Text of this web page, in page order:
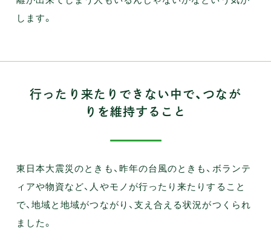
します。
行ったり来たりできない中で、つなが
りを維持すること
東日本大震災のときも、昨年の台風のときも、ボランテ
ィアや物資など、人やモノが行ったり来たりすること
で、地域と地域がつながり、支え合える状況がつくられ
ました。